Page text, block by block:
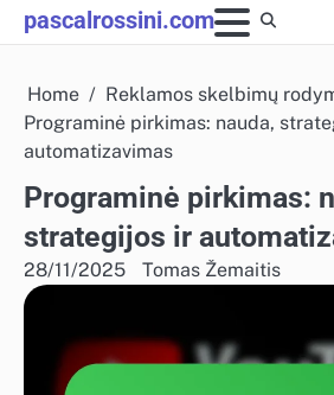
Skip
to
pascalrossini.com
Home
Reklamos skelbimų
Programinė pirkimas: nauda,
automatizavimas
Programinė pirkimas:
strategijos ir
28/11/2025 Tomas Žemaitis